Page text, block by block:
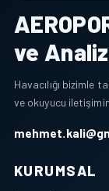
ve
Havacılığı bizimle
ve okuyucu
KURUMSAL